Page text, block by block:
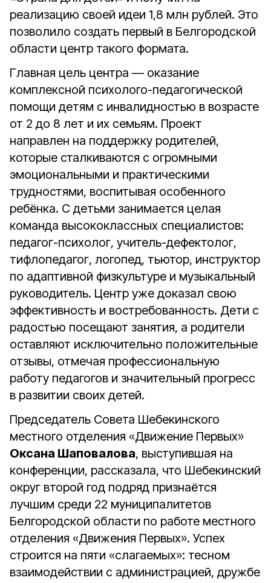
реализацию своей идеи 1,8 млн рублей. Это
позволило создать первый в Белгородской
области центр такого формата.
Главная цель центра — оказание
комплексной психолого-педагогической
помощи детям с инвалидностью в возрасте
от 2 до 8 лет и их семьям. Проект
направлен на поддержку родителей,
которые сталкиваются с огромными
эмоциональными и практическими
трудностями, воспитывая особенного
ребёнка. С детьми занимается целая
команда высококлассных специалистов:
педагог-психолог, учитель-дефектолог,
тифлопедагог, логопед, тьютор, инструктор
по адаптивной физкультуре и музыкальный
руководитель. Центр уже доказал свою
эффективность и востребованность. Дети с
радостью посещают занятия, а родители
оставляют исключительно положительные
отзывы, отмечая профессиональную
работу педагогов и значительный прогресс
в развитии своих детей.
Председатель Совета Шебекинского
местного отделения «Движение Первых»
Оксана Шаповалова, выступившая на
конференции, рассказала, что Шебекинский
округ второй год подряд признаётся
лучшим среди 22 муниципалитетов
Белгородской области по работе местного
отделения «Движения Первых». Успех
строится на пяти «слагаемых»: тесном
взаимодействии с администрацией, дружбе